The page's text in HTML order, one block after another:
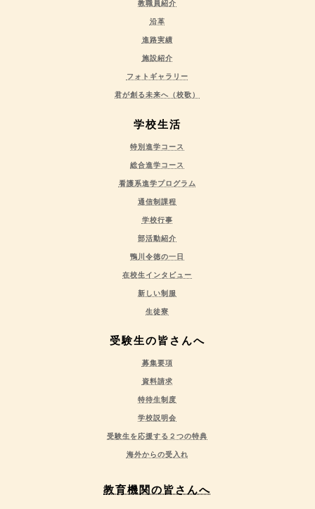
教職員紹介
沿革
進路実績
施設紹介
フォトギャラリー
君が創る未来へ（校歌）
学校生活
特別進学コース
総合進学コース
看護系進学プログラム
通信制課程
学校行事
部活動紹介
鴨川令徳の一日
在校生インタビュー
新しい制服
生徒寮
受験生の皆さんへ
募集要項
資料請求
特待生制度
学校説明会
受験生を応援する２つの特典
海外からの受入れ
教育機関の皆さんへ